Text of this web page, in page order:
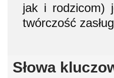
jak i rodzicom)
twórczość
Słowa